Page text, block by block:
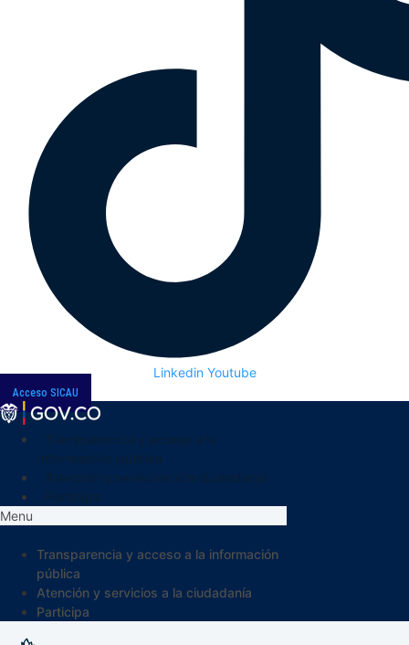
Linkedin Youtube
Acceso SICAU
Menu
Transparencia y acceso a la información
pública
Atención y servicios a la ciudadanía
Participa